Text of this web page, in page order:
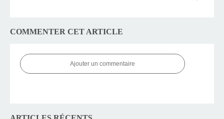
COMMENTER CET ARTICLE
Ajouter un commentaire